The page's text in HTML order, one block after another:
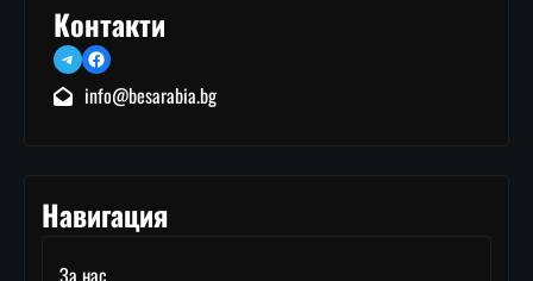
Контакти
TelegramFacebook
info@besarabia.bg
Навигация
За нас